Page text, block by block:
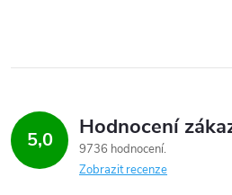
5,0 Hodnocení
9736 hodnocení
Zobrazit recenze